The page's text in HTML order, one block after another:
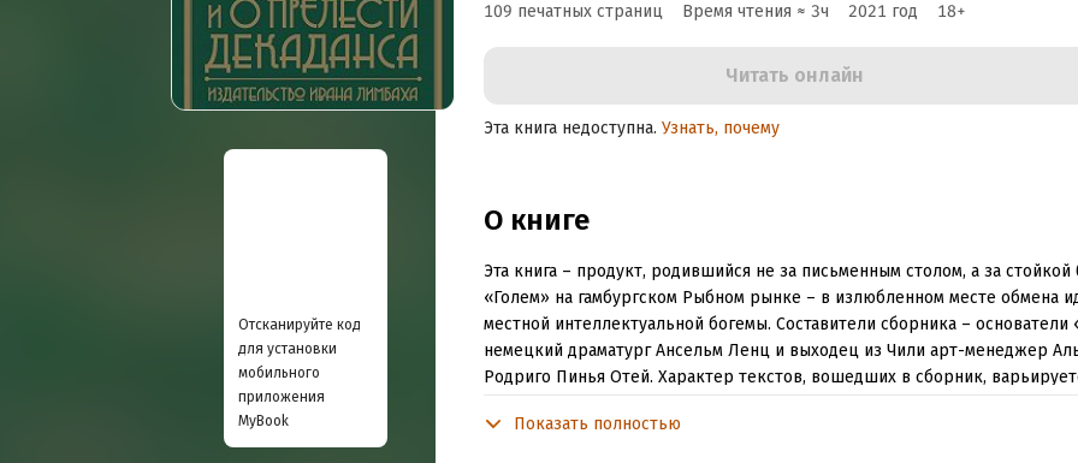
Отсканируйте код
для установки
мобильного
приложения
MyBook
109 печатных страниц Время чтения ≈ 3ч 2021 год 18+
Читать онлайн
Эта книга недоступна. Узнать, почему
О книге
Эта книга – продукт, родившийся не за письменным столом, а за стойкой
«Голем» на гамбургском Рыбном рынке – в излюбленном месте обмена
местной интеллектуальной богемы. Составители сборника – основатели
немецкий драматург Ансельм Ленц и выходец из Чили арт-менеджер
Родриго Пинья Отей. Характер текстов, вошедших в сборник,
от детективных историй до культурологических эссе. Снабженная
Показать полностью